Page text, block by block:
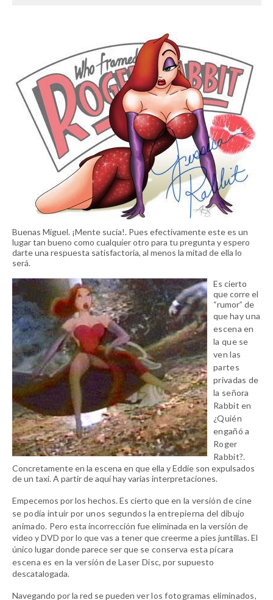
Buenas Miguel. ¡Mente sucia!. Pues efectivamente este es un
lugar tan bueno como cualquier otro para tu pregunta y espero
darte una respuesta satisfactoria, al menos la mitad de ella lo
será.
Es cierto
que corre el
“rumor” de
quehay una
escena en
la que se
ven las
partes
privadas de
la señora
Rabbit en
¿Quién
engañó a
Roger
Rabbit?.
Concretamente en la escena en que ella y Eddie son expulsados
de un taxi. A partir de aquí hay varias interpretaciones.
Empecemos por los hechos. Es cierto queen la versión de cine
se podía intuir por unos segundos la entrepierna del dibujo
animado. Pero esta incorrección fue eliminada en la versión de
video y DVD por lo que vas a tener que creerme a pies juntillas. El
único lugar donde parece ser que se conserva esta pícara
escena es en la versión de Laser Disc, por supuesto
descatalogada.
Navegando por la red se pueden ver los fotogramas eliminados,